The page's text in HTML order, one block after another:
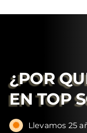
¿POR
EN TOP
Llevamos 25